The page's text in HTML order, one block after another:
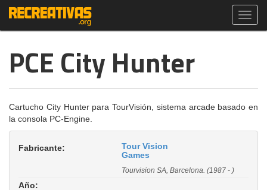
PCE City Hunter
Cartucho City Hunter para TourVisión, sistema arcade basado en
la consola PC-Engine.
Fabricante:
Tour Vision
Games
Tourvision SA, Barcelona. (1987 - )
Año: